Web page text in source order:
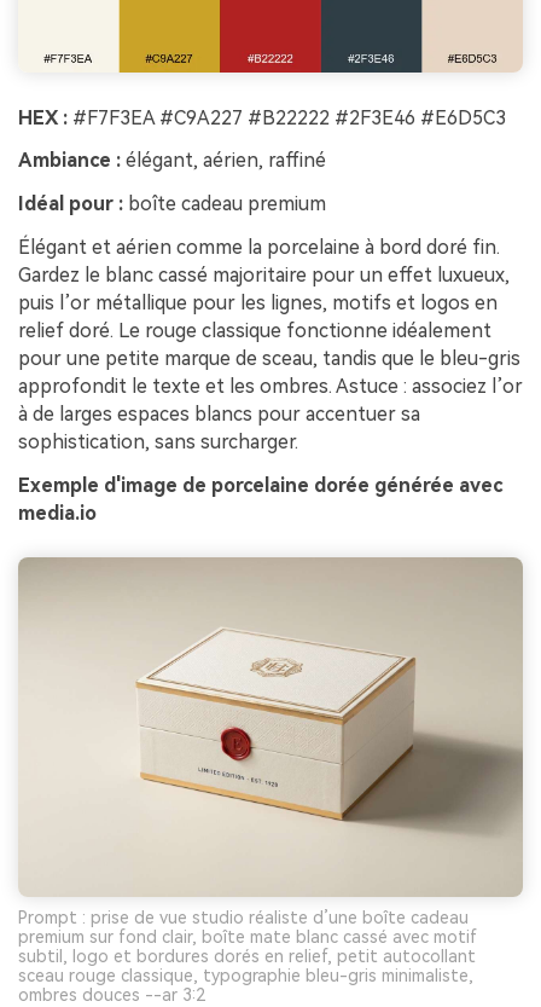
HEX : #F7F3EA #C9A227 #B22222 #2F3E46 #E6D5C3
Ambiance : élégant, aérien, raffiné
Idéal pour : boîte cadeau premium
Élégant et aérien comme la porcelaine à bord doré fin.
Gardez le blanc cassé majoritaire pour un effet luxueux,
puis l’or métallique pour les lignes, motifs et logos en
relief doré. Le rouge classique fonctionne idéalement
pour une petite marque de sceau, tandis que le bleu-gris
approfondit le texte et les ombres. Astuce : associez l’or
à de larges espaces blancs pour accentuer sa
sophistication, sans surcharger.
Exemple d'image de porcelaine dorée générée avec
media.io
Prompt : prise de vue studio réaliste d’une boîte cadeau
premium sur fond clair, boîte mate blanc cassé avec motif
subtil, logo et bordures dorés en relief, petit autocollant
sceau rouge classique, typographie bleu-gris minimaliste,
ombres douces --ar 3:2